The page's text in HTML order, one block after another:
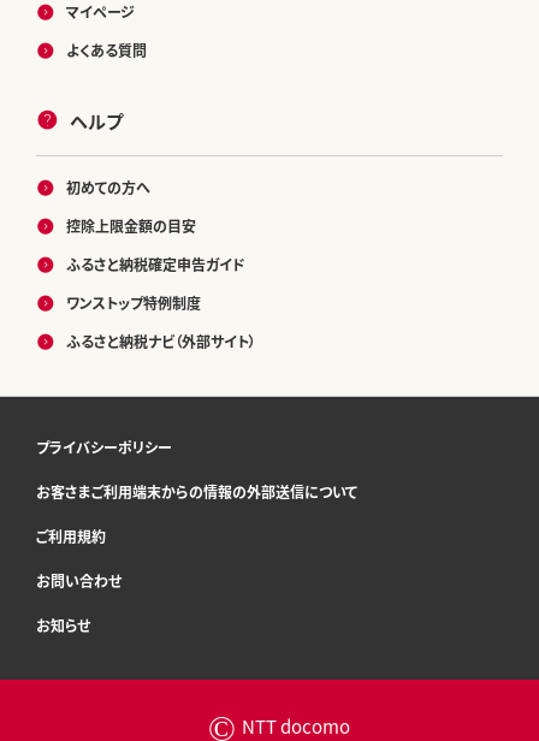
マイページ
よくある質問
ヘルプ
初めての方へ
控除上限金額の目安
ふるさと納税確定申告ガイド
ワンストップ特例制度
ふるさと納税ナビ（外部サイト）
プライバシーポリシー
お客さまご利用端末からの情報の外部送信について
ご利用規約
お問い合わせ
お知らせ
© NTT docomo